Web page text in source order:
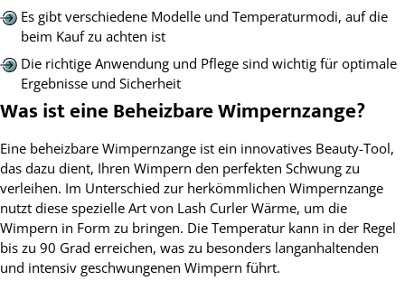
Es gibt verschiedene Modelle und Temperaturmodi, auf die
beim Kauf zu achten ist
Die richtige Anwendung und Pflege sind wichtig für optimale
Ergebnisse und Sicherheit
Was ist eine Beheizbare Wimpernzange?
Eine beheizbare Wimpernzange ist ein innovatives Beauty-Tool,
das dazu dient, Ihren Wimpern den perfekten Schwung zu
verleihen. Im Unterschied zur herkömmlichen Wimpernzange
nutzt diese spezielle Art von Lash Curler Wärme, um die
Wimpern in Form zu bringen. Die Temperatur kann in der Regel
bis zu 90 Grad erreichen, was zu besonders langanhaltenden
und intensiv geschwungenen Wimpern führt.